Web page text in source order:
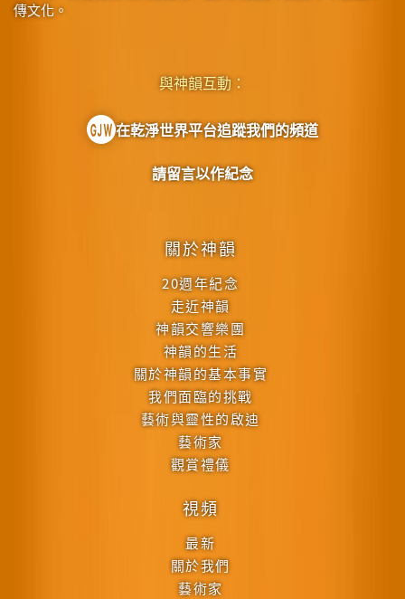
傳文化。
關於神韻
20週年紀念
走近神韻
神韻交響樂團
神韻的生活
關於神韻的基本事實
我們面臨的挑戰
藝術與靈性的啟迪
藝術家
觀賞禮儀
視頻
最新
關於我們
藝術家
與神韻互動：
在乾淨世界平台追蹤我們的頻道
請留言以作紀念